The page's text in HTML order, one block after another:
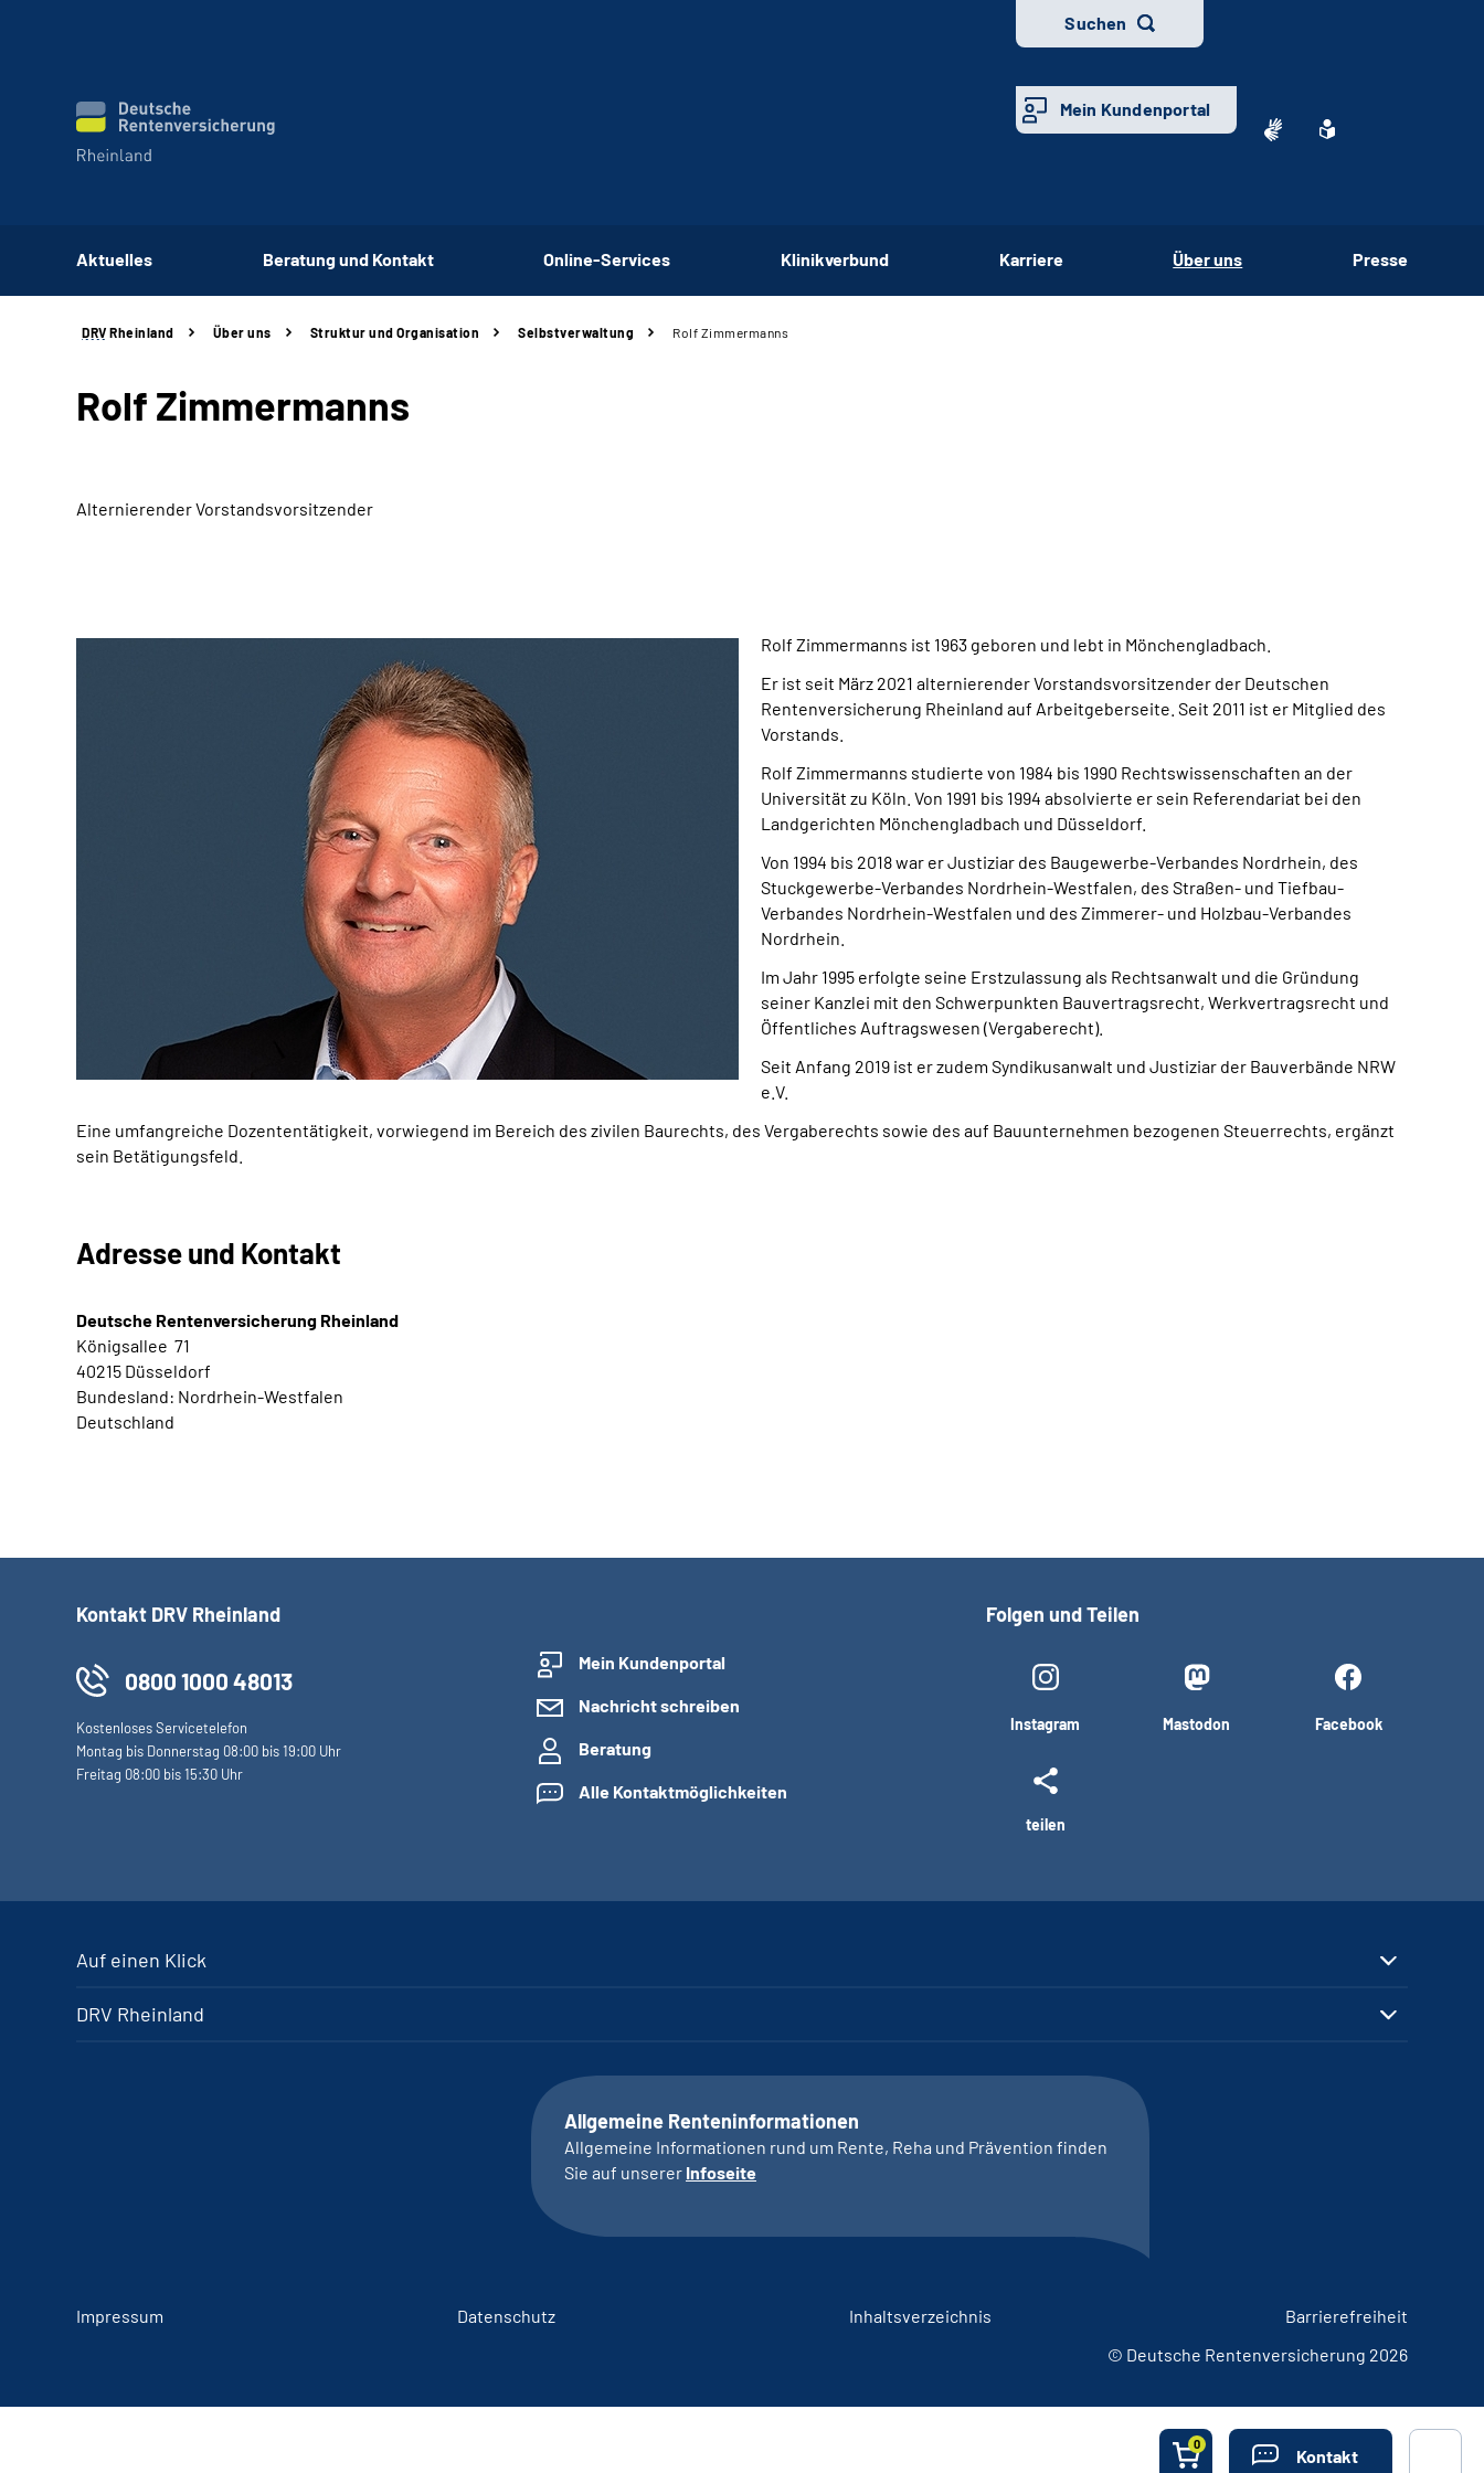
Suchen
Mein Kundenportal
Aktuelles Beratung und Kontakt Online-Services Klinikverbund Karriere Über uns Presse
DRV Rheinland Über uns Struktur und Organisation Selbstverwaltung Rolf Zimmermanns
Rolf Zimmermanns
Alternierender Vorstandsvorsitzender
Rolf Zimmermanns ist 1963 geboren und lebt in Mönchengladbach.
Er ist seit März 2021 alternierender Vorstandsvorsitzender der Deutschen
Rentenversicherung Rheinland auf Arbeitgeberseite. Seit 2011 ist er Mitglied des
Vorstands.
Rolf Zimmermanns studierte von 1984 bis 1990 Rechtswissenschaften an der
Universität zu Köln. Von 1991 bis 1994 absolvierte er sein Referendariat bei den
Landgerichten Mönchengladbach und Düsseldorf.
Von 1994 bis 2018 war er Justiziar des Baugewerbe-Verbandes Nordrhein, des
Stuckgewerbe-Verbandes Nordrhein-Westfalen, des Straßen- und Tiefbau-
Verbandes Nordrhein-Westfalen und des Zimmerer- und Holzbau-Verbandes
Nordrhein.
Im Jahr 1995 erfolgte seine Erstzulassung als Rechtsanwalt und die Gründung
seiner Kanzlei mit den Schwerpunkten Bauvertragsrecht, Werkvertragsrecht und
Öffentliches Auftragswesen (Vergaberecht).
Seit Anfang 2019 ist er zudem Syndikusanwalt und Justiziar der Bauverbände NRW
e.V.
Eine umfangreiche Dozententätigkeit, vorwiegend im Bereich des zivilen Baurechts, des Vergaberechts sowie des auf Bauunternehmen bezogenen Steuerrechts, ergänzt
sein Betätigungsfeld.
Adresse und Kontakt
Deutsche Rentenversicherung Rheinland
Königsallee 71
40215 Düsseldorf
Bundesland: Nordrhein-Westfalen
Deutschland
0
Kontakt
Kontakt DRV Rheinland
0800 1000 48013
Kostenloses Servicetelefon
Montag bis Donnerstag 08:00 bis 19:00 Uhr
Freitag 08:00 bis 15:30 Uhr
Mein Kundenportal
Nachricht schreiben
Beratung
Alle Kontaktmöglichkeiten
Folgen und Teilen
Instagram Mastodon Facebook
teilen
Auf einen Klick
DRV Rheinland
Allgemeine Renteninformationen
Allgemeine Informationen rund um Rente, Reha und Prävention finden
Sie auf unserer Infoseite
Impressum Datenschutz Inhaltsverzeichnis
Barrierefreiheit
© Deutsche Rentenversicherung 2026